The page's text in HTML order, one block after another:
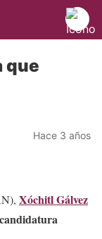
que
Hace 3 años
Xóchitl Gálvez
candidatura